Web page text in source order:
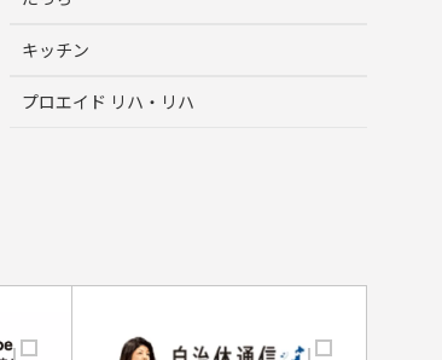
キッチン
プロエイド リハ・リハ